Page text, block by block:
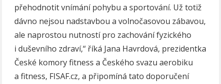
přehodnotit vnímání pohybu a sportování. Už totiž
dávno nejsou nadstavbou a volnočasovou zábavou,
ale naprostou nutností pro zachování fyzického
i duševního zdraví,“ říká Jana Havrdová, prezidentka
České komory fitness a Českého svazu aerobiku
a fitness, FISAF.cz, a připomíná tato doporučení